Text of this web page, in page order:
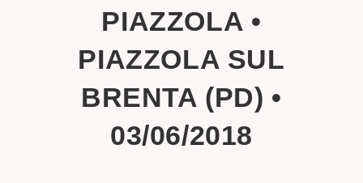
PIAZZOLA •
PIAZZOLA SUL
BRENTA (PD) •
03/06/2018